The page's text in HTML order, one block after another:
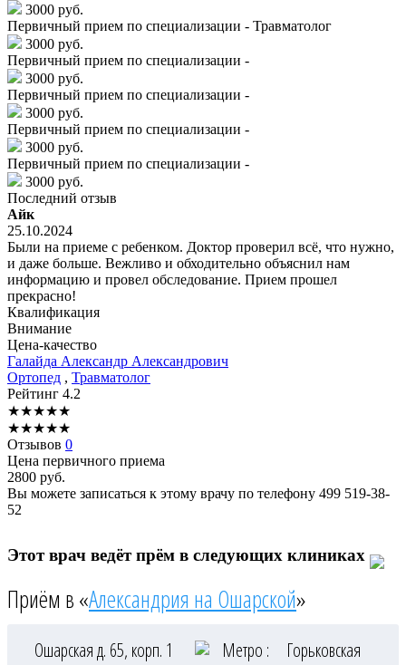
3000 руб.
Первичный прием по специализации - Травматолог
3000 руб.
Первичный прием по специализации -
3000 руб.
Первичный прием по специализации -
3000 руб.
Первичный прием по специализации -
3000 руб.
Первичный прием по специализации -
3000 руб.
Последний отзыв
Айк
25.10.2024
Были на приеме с ребенком. Доктор проверил всё, что нужно,
и даже больше. Вежливо и обходительно объяснил нам
информацию и провел обследование. Прием прошел
прекрасно!
Квалификация
Внимание
Цена-качество
Галайда Александр Александрович
Ортопед , Травматолог
Рейтинг 4.2
★★★★★
★★★★★
Отзывов 0
Цена первичного приема
2800 руб.
Вы можете записаться к этому врачу по телефону 499 519-38-
52
Этот врач ведёт прём в следующих клиниках
Приём в «Александрия на Ошарской»
Ошарская д. 65, корп. 1 Метро : Горьковская